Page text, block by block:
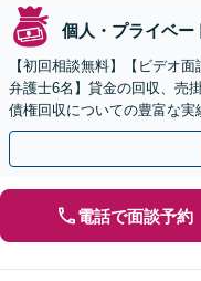
個人・プライベー
【初回相談無料】【ビデオ
弁護士6名】貸金の回収、売
債権回収についての豊富な
差押え、支払督促、訴訟、強
電話で面談予約